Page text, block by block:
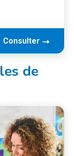
Consulter
de